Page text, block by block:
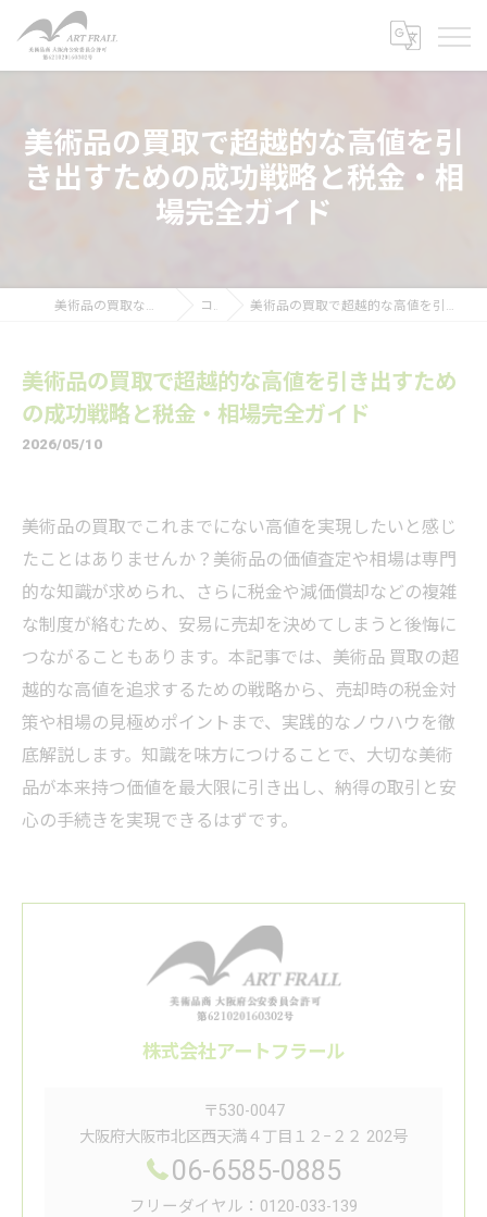
美術品の買取で超越的な高値を引
き出すための成功戦略と税金・相
場完全ガイド
美術品の買取なら株式会社アートフラール コラム 美術品の買取で超越的な高値を引き出すための成功戦略と税金・相場完全ガイド
美術品の買取で超越的な高値を引き出すため
の成功戦略と税金・相場完全ガイド
2026/05/10
美術品の買取でこれまでにない高値を実現したいと感じ
たことはありませんか？美術品の価値査定や相場は専門
的な知識が求められ、さらに税金や減価償却などの複雑
な制度が絡むため、安易に売却を決めてしまうと後悔に
つながることもあります。本記事では、美術品 買取の超
越的な高値を追求するための戦略から、売却時の税金対
策や相場の見極めポイントまで、実践的なノウハウを徹
底解説します。知識を味方につけることで、大切な美術
品が本来持つ価値を最大限に引き出し、納得の取引と安
心の手続きを実現できるはずです。
株式会社アートフラール
〒530-0047
大阪府大阪市北区西天満４丁目１２−２２ 202号
06-6585-0885
フリーダイヤル：0120-033-139